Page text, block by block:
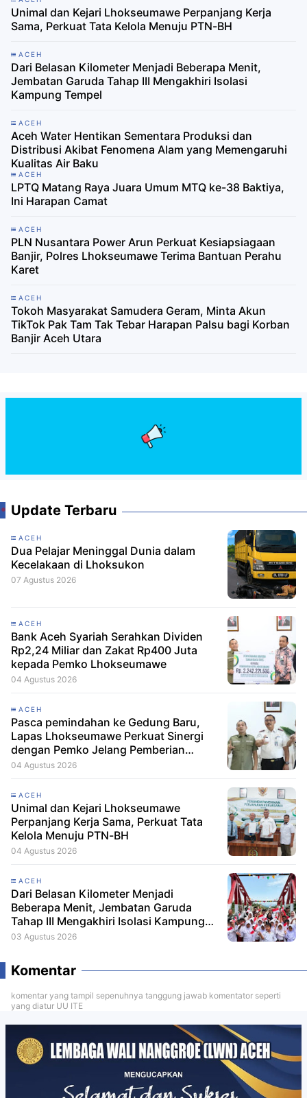
Unimal dan Kejari Lhokseumawe Perpanjang Kerja
Sama, Perkuat Tata Kelola Menuju PTN-BH
ACEH
Dari Belasan Kilometer Menjadi Beberapa Menit,
Jembatan Garuda Tahap III Mengakhiri Isolasi
Kampung Tempel
ACEH
Aceh Water Hentikan Sementara Produksi dan
Distribusi Akibat Fenomena Alam yang Memengaruhi
Kualitas Air Baku
ACEH
LPTQ Matang Raya Juara Umum MTQ ke-38 Baktiya,
Ini Harapan Camat
ACEH
PLN Nusantara Power Arun Perkuat Kesiapsiagaan
Banjir, Polres Lhokseumawe Terima Bantuan Perahu
Karet
ACEH
Tokoh Masyarakat Samudera Geram, Minta Akun
TikTok Pak Tam Tak Tebar Harapan Palsu bagi Korban
Banjir Aceh Utara
Update Terbaru
ACEH
Dua Pelajar Meninggal Dunia dalam
Kecelakaan di Lhoksukon
07 Agustus 2026
ACEH
Bank Aceh Syariah Serahkan Dividen
Rp2,24 Miliar dan Zakat Rp400 Juta
kepada Pemko Lhokseumawe
04 Agustus 2026
ACEH
Pasca pemindahan ke Gedung Baru,
Lapas Lhokseumawe Perkuat Sinergi
dengan Pemko Jelang Pemberian
Remisi HUT RI
04 Agustus 2026
ACEH
Unimal dan Kejari Lhokseumawe
Perpanjang Kerja Sama, Perkuat Tata
Kelola Menuju PTN-BH
04 Agustus 2026
ACEH
Dari Belasan Kilometer Menjadi
Beberapa Menit, Jembatan Garuda
Tahap III Mengakhiri Isolasi Kampung
Tempel
03 Agustus 2026
Komentar
komentar yang tampil sepenuhnya tanggung jawab komentator seperti
yang diatur UU ITE